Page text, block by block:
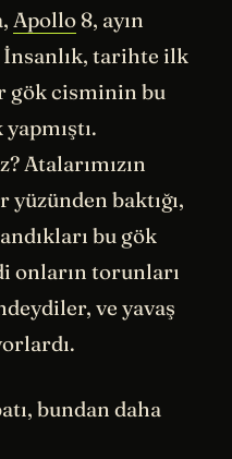
Apollo 8, ayın
İnsanlık, tarihte ilk
gök cisminin bu
Atalarımızın
baktığı,
bu gök
onların torunları
ve yavaş
bundan daha